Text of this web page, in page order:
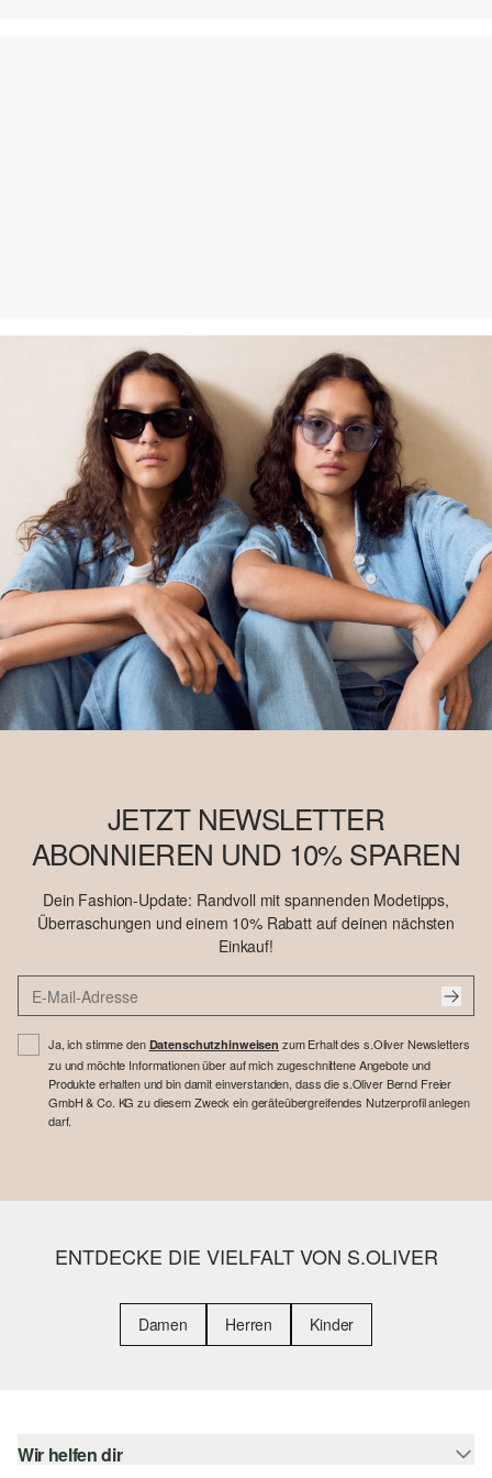
JETZT NEWSLETTER
ABONNIEREN UND 10% SPAREN
Dein Fashion-Update: Randvoll mit spannenden Modetipps,
Überraschungen und einem 10% Rabatt auf deinen nächsten
Einkauf!
Ja, ich stimme den Datenschutzhinweisen zum Erhalt des s.Oliver Newsletters
zu und möchte Informationen über auf mich zugeschnittene Angebote und
Produkte erhalten und bin damit einverstanden, dass die s.Oliver Bernd Freier
GmbH & Co. KG zu diesem Zweck ein geräteübergreifendes Nutzerprofil anlegen
darf.
ENTDECKE DIE VIELFALT VON S.OLIVER
Damen Herren Kinder
Wir helfen dir